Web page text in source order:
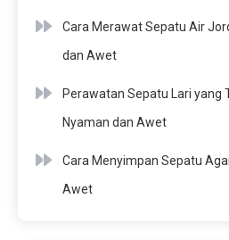
Cara Merawat Sepatu Air
dan Awet
Perawatan Sepatu Lari yang
Nyaman dan Awet
Cara Menyimpan Sepatu
Awet